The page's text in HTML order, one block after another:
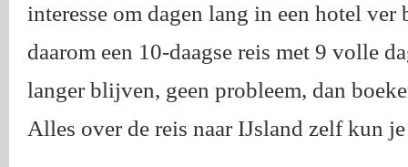
interesse om dagen lang in een hotel
daarom een 10-daagse reis met 9 volle
langer blijven, geen probleem, dan
Alles over de reis naar IJsland zelf kun